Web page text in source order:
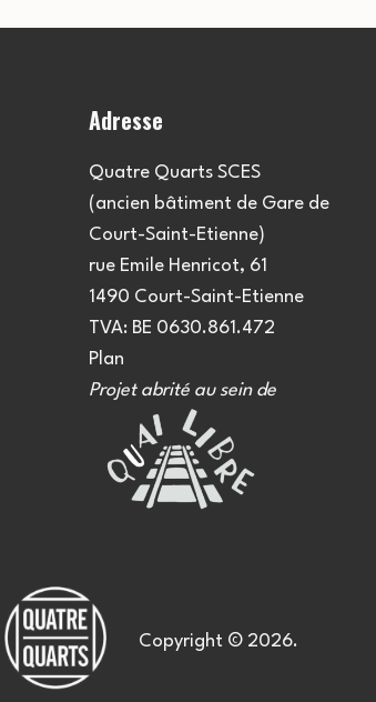
Adresse
Quatre Quarts SCES
(ancien bâtiment de Gare de
Court-Saint-Etienne)
rue Emile Henricot, 61
1490 Court-Saint-Etienne
TVA: BE 0630.861.472
Plan
Projet abrité au sein de
Copyright © 2026.